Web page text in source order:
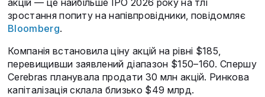
акцій — це найбільше IPO 2026 року на тлі
зростання попиту на напівпровідники, повідомляє
Bloomberg.
Компанія встановила ціну акцій на рівні $185,
перевищивши заявлений діапазон $150–160. Спершу
Cerebras планувала продати 30 млн акцій. Ринкова
капіталізація склала близько $49 млрд.